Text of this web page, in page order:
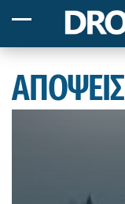
ΑΠΟΨΕΙΣ